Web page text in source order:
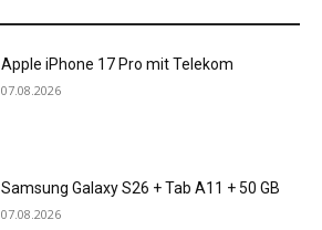
Apple iPhone 17 Pro mit Telekom
07.08.2026
Samsung Galaxy S26 + Tab A11 + 50 GB
07.08.2026